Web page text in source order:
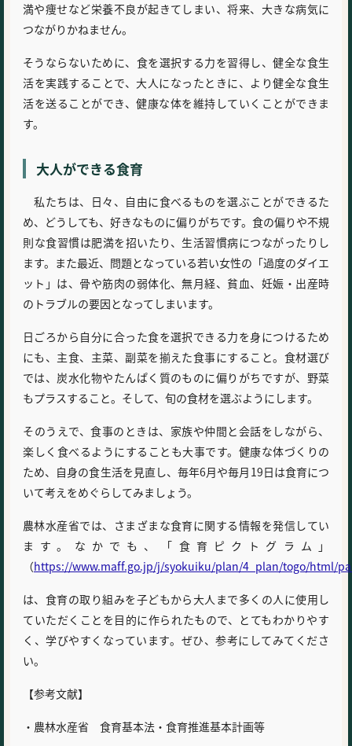
満や痩せなど栄養不良が起きてしまい、将来、大きな病気に
つながりかねません。
そうならないために、食を選択する力を習得し、健全な食生
活を実践することで、大人になったときに、より健全な食生
活を送ることができ、健康な体を維持していくことができま
す。
大人ができる食育
私たちは、日々、自由に食べるものを選ぶことができるた
め、どうしても、好きなものに偏りがちです。食の偏りや不規
則な食習慣は肥満を招いたり、生活習慣病につながったりし
ます。また最近、問題となっている若い女性の「過度のダイエ
ット」は、骨や筋肉の弱体化、無月経、貧血、妊娠・出産時
のトラブルの要因となってしまいます。
日ごろから自分に合った食を選択できる力を身につけるため
にも、主食、主菜、副菜を揃えた食事にすること。食材選び
では、炭水化物やたんぱく質のものに偏りがちですが、野菜
もプラスすること。そして、旬の食材を選ぶようにします。
そのうえで、食事のときは、家族や仲間と会話をしながら、
楽しく食べるようにすることも大事です。健康な体づくりの
ため、自身の食生活を見直し、毎年6月や毎月19日は食育につ
いて考えをめぐらしてみましょう。
農林水産省では、さまざまな食育に関する情報を発信してい
ます。なかでも、「食育ピクトグラム」
（https://www.maff.go.jp/j/syokuiku/plan/4_plan/togo/html/
は、食育の取り組みを子どもから大人まで多くの人に使用し
ていただくことを目的に作られたもので、とてもわかりやす
く、学びやすくなっています。ぜひ、参考にしてみてくださ
い。
【参考文献】
・農林水産省 食育基本法・食育推進基本計画等